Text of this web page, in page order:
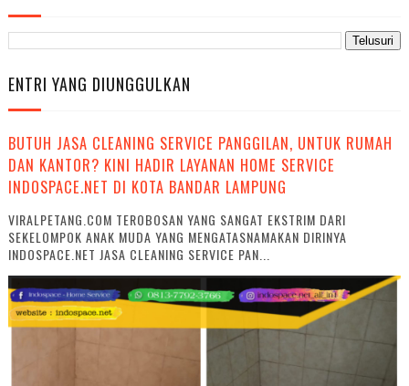
ENTRI YANG DIUNGGULKAN
BUTUH JASA CLEANING SERVICE PANGGILAN, UNTUK RUMAH
DAN KANTOR? KINI HADIR LAYANAN HOME SERVICE
INDOSPACE.NET DI KOTA BANDAR LAMPUNG
VIRALPETANG.COM TEROBOSAN YANG SANGAT EKSTRIM DARI
SEKELOMPOK ANAK MUDA YANG MENGATASNAMAKAN DIRINYA
INDOSPACE.NET JASA CLEANING SERVICE PAN...